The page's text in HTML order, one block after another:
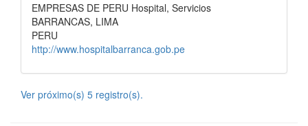
EMPRESAS DE PERU Hospital, Servicios
BARRANCAS, LIMA
PERU
http://www.hospitalbarranca.gob.pe
Ver próximo(s) 5 registro(s).